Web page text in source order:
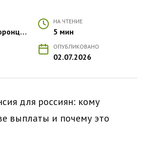
Елизавета Воронцова
НА ЧТЕНИЕ
5 мин
ОПУБЛИКОВАНО
02.07.2026